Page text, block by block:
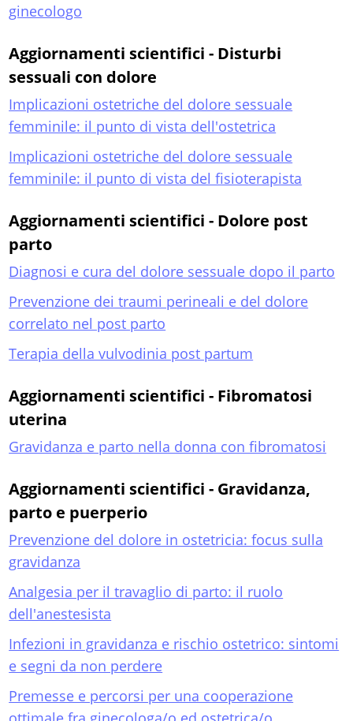
ginecologo
Aggiornamenti scientifici - Disturbi
sessuali con dolore
Implicazioni ostetriche del dolore sessuale
femminile: il punto di vista dell'ostetrica
Implicazioni ostetriche del dolore sessuale
femminile: il punto di vista del fisioterapista
Aggiornamenti scientifici - Dolore post
parto
Diagnosi e cura del dolore sessuale dopo il parto
Prevenzione dei traumi perineali e del dolore
correlato nel post parto
Terapia della vulvodinia post partum
Aggiornamenti scientifici - Fibromatosi
uterina
Gravidanza e parto nella donna con fibromatosi
Aggiornamenti scientifici - Gravidanza,
parto e puerperio
Prevenzione del dolore in ostetricia: focus sulla
gravidanza
Analgesia per il travaglio di parto: il ruolo
dell'anestesista
Infezioni in gravidanza e rischio ostetrico: sintomi
e segni da non perdere
Premesse e percorsi per una cooperazione